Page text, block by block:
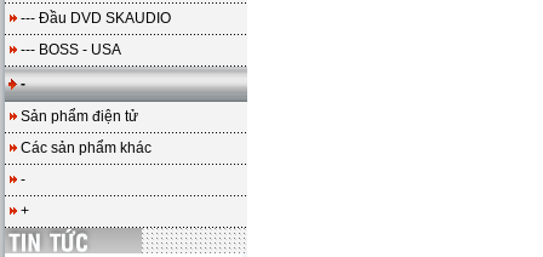
--- Đầu DVD SKAUDIO
--- BOSS - USA
-
Sản phẩm điện tử
Các sản phẩm khác
-
+